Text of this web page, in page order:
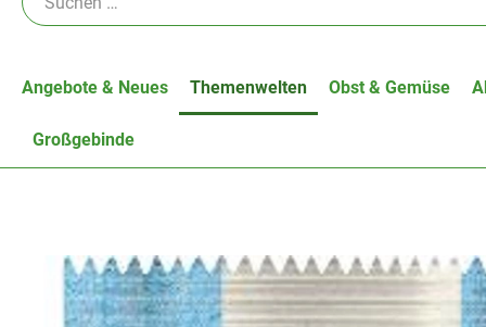
Angebote & Neues Themenwelten Obst & Gemüse
Großgebinde